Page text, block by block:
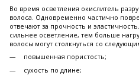
Во время осветления окислитель
волоса. Одновременно частично
отвечают за прочность и
сильнее осветление, тем больше
волосы могут столкнуться со
повышенная пористость;
сухость по длине;